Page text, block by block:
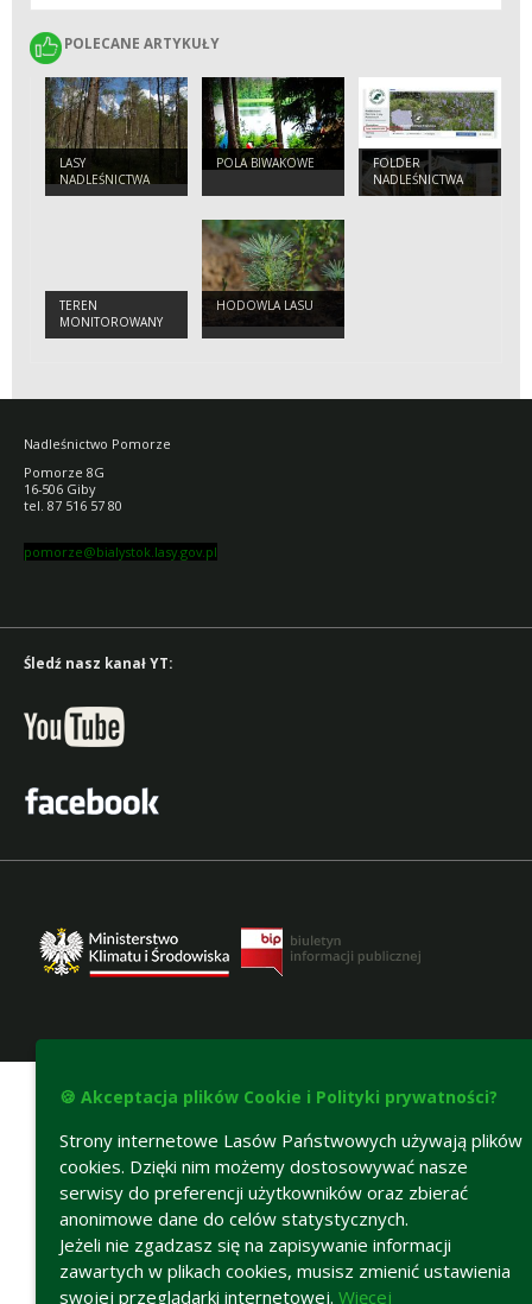
POLECANE ARTYKUŁY
POLECANE ARTYKUŁY
LASY
NADLEŚNICTWA
POLA BIWAKOWE
FOLDER
NADLEŚNICTWA
POMORZE
TEREN
MONITOROWANY
HODOWLA LASU
Nadleśnictwo Pomorze
Pomorze 8G
16-506 Giby
tel. 87 516 57 80
pomorze@bialystok.lasy.gov.pl
Śledź nasz kanał YT:
Deklaracja dostępności
🍪 Akceptacja plików Cookie i Polityki prywatności?
Strony internetowe Lasów Państwowych używają plików
cookies. Dzięki nim możemy dostosowywać nasze
serwisy do preferencji użytkowników oraz zbierać
anonimowe dane do celów statystycznych.
Jeżeli nie zgadzasz się na zapisywanie informacji
zawartych w plikach cookies, musisz zmienić ustawienia
swojej przeglądarki internetowej. Więcej